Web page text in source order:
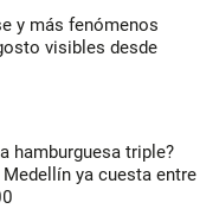
y más fenómenos
visibles desde
hamburguesa triple?
ya cuesta entre